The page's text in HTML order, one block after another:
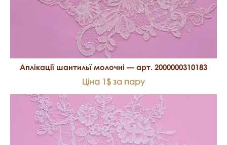
Аплікації шантильї молочні — арт. 2000000310183
Ціна 1$ за пару